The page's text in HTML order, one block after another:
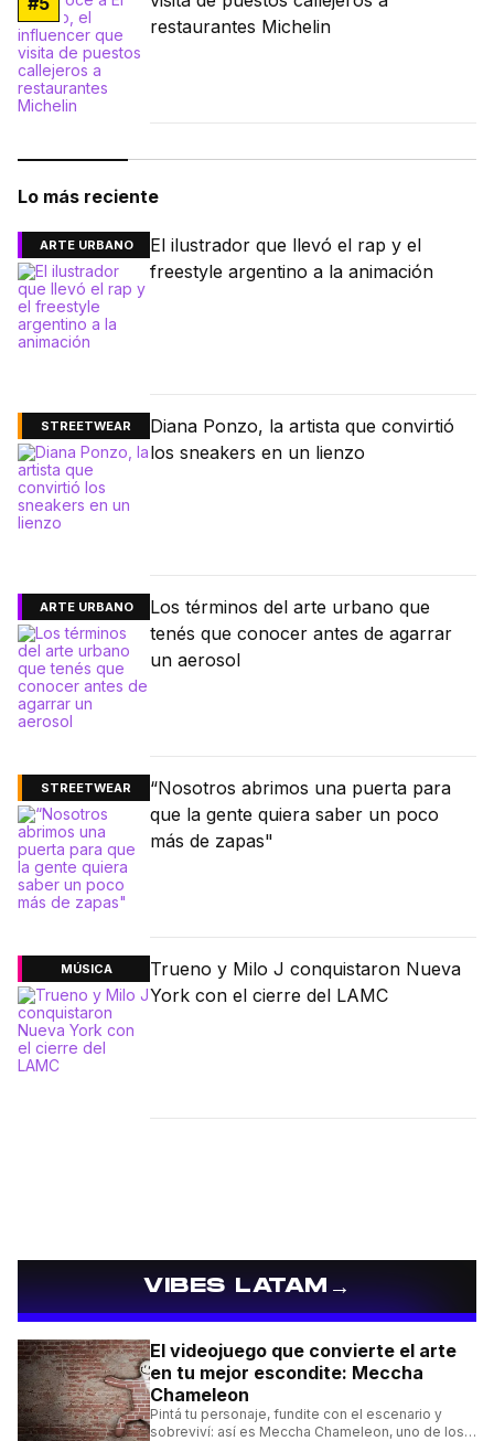
restaurantes Michelin
Lo más reciente
ARTE URBANO
El ilustrador que llevó el rap y el
freestyle argentino a la animación
STREETWEAR
Diana Ponzo, la artista que convirtió
los sneakers en un lienzo
ARTE URBANO
Los términos del arte urbano que
tenés que conocer antes de agarrar
un aerosol
STREETWEAR
“Nosotros abrimos una puerta para
que la gente quiera saber un poco
más de zapas"
MÚSICA
Trueno y Milo J conquistaron Nueva
York con el cierre del LAMC
VIBES LATAM→
El videojuego que convierte el arte
en tu mejor escondite: Meccha
Chameleon
Pintá tu personaje, fundite con el escenario y
sobreviví: así es Meccha Chameleon, uno de los